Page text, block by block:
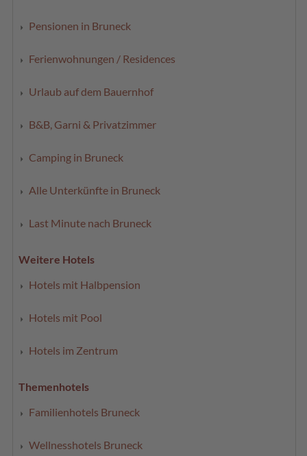
Pensionen in Bruneck
Ferienwohnungen / Residences
Urlaub auf dem Bauernhof
B&B, Garni & Privatzimmer
Camping in Bruneck
Alle Unterkünfte in Bruneck
Last Minute nach Bruneck
Weitere Hotels
Hotels mit Halbpension
Hotels mit Pool
Hotels im Zentrum
Themenhotels
Familienhotels Bruneck
Wellnesshotels Bruneck